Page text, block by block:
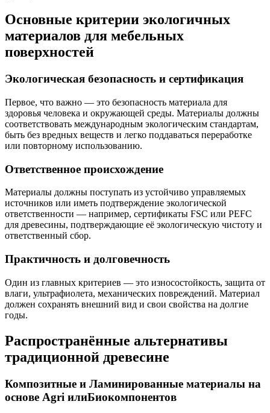
Основные критерии экологичных
материалов для мебельных
поверхностей
Экологическая безопасность и сертификация
Первое, что важно — это безопасность материала для
здоровья человека и окружающей среды. Материалы должны
соответствовать международным экологическим стандартам,
быть без вредных веществ и легко поддаваться переработке
или повторному использованию.
Ответственное происхождение
Материалы должны поступать из устойчиво управляемых
источников или иметь подтверждение экологической
ответственности — например, сертификаты FSC или PEFC
для древесины, подтверждающие её экологическую чистоту и
ответственный сбор.
Практичность и долговечность
Один из главных критериев — это износостойкость, защита от
влаги, ультрафиолета, механических повреждений. Материал
должен сохранять внешний вид и свои свойства на долгие
годы.
Распространённые альтернативы
традиционной древесине
Композитные и Ламинированные материалы на
основе Agri илиБиокомпонентов